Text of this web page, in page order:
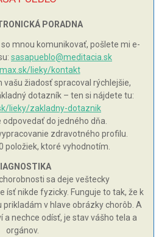
PORADNA
mnou komunikovať, pošlete mi e-
sasapueblo@meditacia.sk
lieky/kontakt
vašu žiadosť spracoval rýchlejšie,
dotazník – ten si nájdete tu:
lieky/zakladny-dotaznik
do jedného dňa.
zdravotného profilu.
položiek, ktoré vyhodnotím.
sa deje veštecky
ísť nikde fyzicky. Funguje to tak, že k
v hlave obrázky chorôb. A
a nechce odísť, je stav vášho tela a
orgánov.